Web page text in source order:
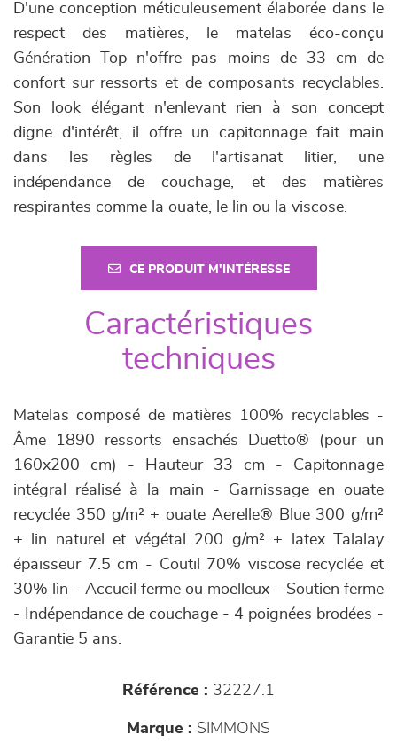
D'une conception méticuleusement élaborée dans le
respect des matières, le matelas éco-conçu
Génération Top n'offre pas moins de 33 cm de
confort sur ressorts et de composants recyclables.
Son look élégant n'enlevant rien à son concept
digne d'intérêt, il offre un capitonnage fait main
dans les règles de l'artisanat litier, une
indépendance de couchage, et des matières
respirantes comme la ouate, le lin ou la viscose.
CE PRODUIT M'INTÉRESSE
Caractéristiques
techniques
Matelas composé de matières 100% recyclables -
Âme 1890 ressorts ensachés Duetto® (pour un
160x200 cm) - Hauteur 33 cm - Capitonnage
intégral réalisé à la main - Garnissage en ouate
recyclée 350 g/m² + ouate Aerelle® Blue 300 g/m²
+ lin naturel et végétal 200 g/m² + latex Talalay
épaisseur 7.5 cm - Coutil 70% viscose recyclée et
30% lin - Accueil ferme ou moelleux - Soutien ferme
- Indépendance de couchage - 4 poignées brodées -
Garantie 5 ans.
Référence : 32227.1
Marque : SIMMONS